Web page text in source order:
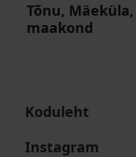
Tõnu,
maakond
Koduleht
Instagram